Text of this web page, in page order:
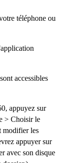
téléphone ou
accessibles
appuyez sur
> Choisir le
modifier les
appuyer sur
avec son disque